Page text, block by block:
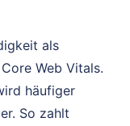
als
Web Vitals.
häufiger
So zahlt